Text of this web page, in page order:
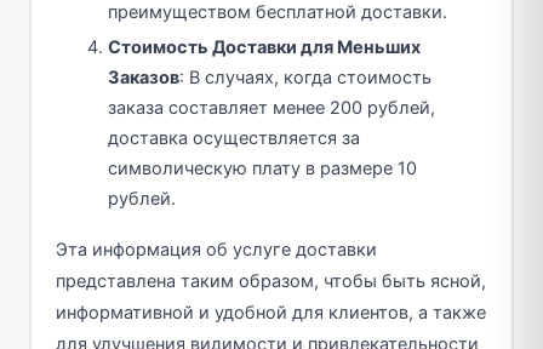
преимуществом бесплатной доставки.
Стоимость Доставки для Меньших
Заказов: В случаях, когда стоимость
заказа составляет менее 200 рублей,
доставка осуществляется за
символическую плату в размере 10
рублей.
Эта информация об услуге доставки
представлена таким образом, чтобы быть ясной,
информативной и удобной для клиентов, а также
для улучшения видимости и привлекательности